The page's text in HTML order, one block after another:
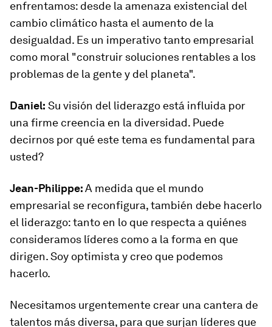
enfrentamos: desde la amenaza existencial del
cambio climático hasta el aumento de la
desigualdad. Es un imperativo tanto empresarial
como moral "construir soluciones rentables a los
problemas de la gente y del planeta".
Daniel: Su visión del liderazgo está influida por
una firme creencia en la diversidad. Puede
decirnos por qué este tema es fundamental para
usted?
Jean-Philippe:A medida que el mundo
empresarial se reconfigura, también debe hacerlo
el liderazgo: tanto en lo que respecta a quiénes
consideramos líderes como a la forma en que
dirigen. Soy optimista y creo que podemos
hacerlo.
Necesitamos urgentemente crear una cantera de
talentos más diversa, para que surjan líderes que